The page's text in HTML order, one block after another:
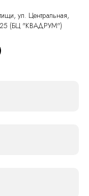
ул. Центральная,
(БЦ "КВАДРУМ")